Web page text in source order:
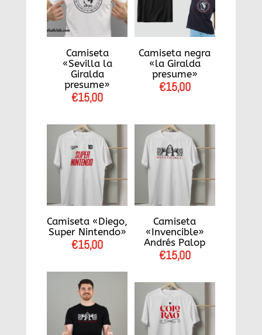
Camiseta
«Sevilla la
Giralda
presume»
€15,00
Camiseta negra
«la Giralda
presume»
€15,00
Camiseta «Diego,
Super Nintendo»
€15,00
Camiseta
«Invencible»
Andrés Palop
€15,00